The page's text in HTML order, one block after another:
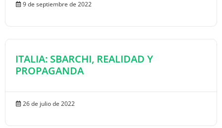
9 de septiembre de 2022
ITALIA: SBARCHI, REALIDAD Y
PROPAGANDA
26 de julio de 2022